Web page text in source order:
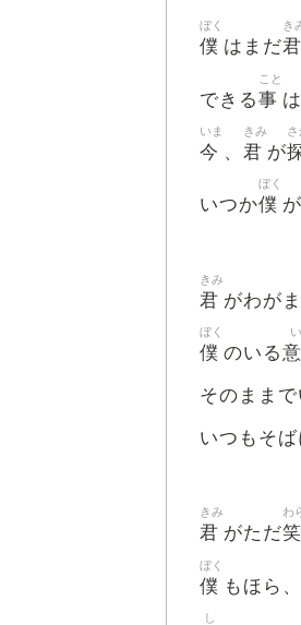
僕
ぼく
はまだ君
き
できる事
こと
は
今
いま
、 君
きみ
が
いつか僕
ぼく
君
きみ
がわが
僕
ぼく
のいる
そのまま
いつもそば
君
きみ
がただ笑
わ
僕
ぼく
もほら、
し